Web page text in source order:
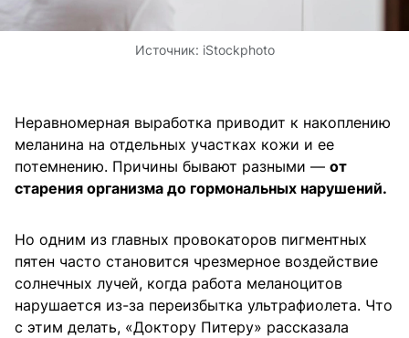
Источник: iStockphoto
Неравномерная выработка приводит к накоплению
меланина на отдельных участках кожи и ее
потемнению. Причины бывают разными — от
старения организма до гормональных нарушений.
Но одним из главных провокаторов пигментных
пятен часто становится чрезмерное воздействие
солнечных лучей, когда работа меланоцитов
нарушается из-за переизбытка ультрафиолета. Что
с этим делать, «Доктору Питеру» рассказала